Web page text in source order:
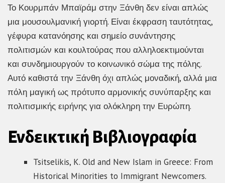
Το Κουρμπάν Μπαϊράμ στην Ξάνθη δεν είναι απλώς
μια μουσουλμανική γιορτή. Είναι έκφραση ταυτότητας,
γέφυρα κατανόησης και σημείο συνάντησης
πολιτισμών και κουλτούρας που αλληλοεκτιμούνται
και συνδημιουργούν το κοινωνικό σώμα της πόλης.
Αυτό καθιστά την Ξάνθη όχι απλώς μοναδική, αλλά μια
πόλη μαγική ως πρότυπο αρμονικής συνύπαρξης και
πολιτισμικής ειρήνης για ολόκληρη την Ευρώπη.
Ενδεικτική Βιβλιογραφία
Tsitselikis, K. Old and New Islam in Greece: From
Historical Minorities to Immigrant Newcomers.